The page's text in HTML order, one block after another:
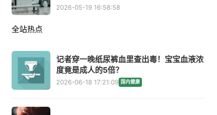
2026-05-19 16:58:58
全站热点
记者穿一晚纸尿裤血里查出毒！宝宝血液浓
度竟是成人的5倍？
2026-06-18 17:21:09 国内健康